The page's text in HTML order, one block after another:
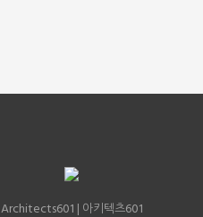
Architects601 | 아키텍츠601